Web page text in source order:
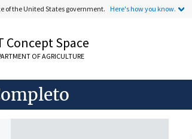
of the United States government. Here's how you know.
Concept Space
OF AGRICULTURE
alimentario
alimentarios